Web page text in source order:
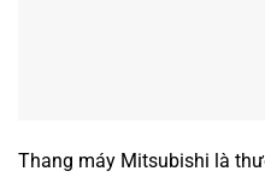
Thang máy Mitsubishi là